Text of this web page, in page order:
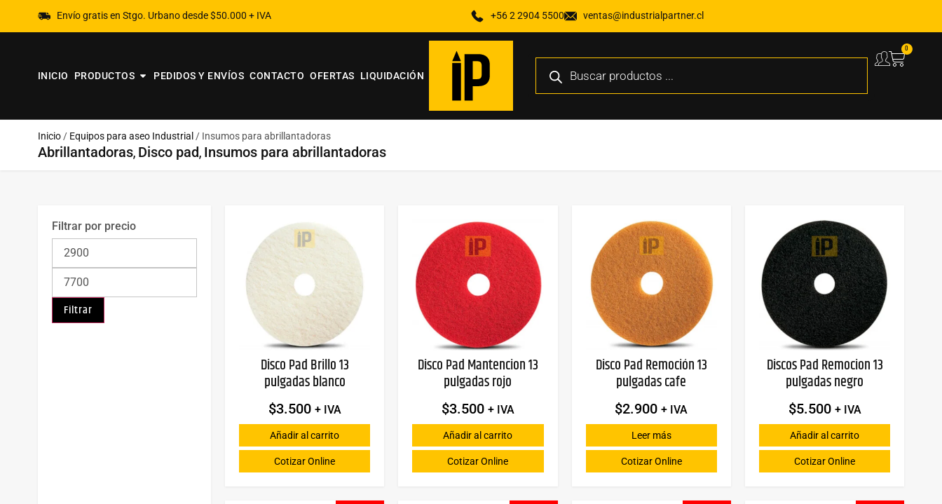
Envío gratis en Stgo. Urbano desde $50.000 + IVA +56 2 2904 5500 ventas@industrialpartner.cl
INICIO PRODUCTOS PEDIDOS Y ENVÍOS CONTACTO OFERTAS LIQUIDACIÓN
0
Inicio/ Equipos para aseo Industrial / Insumos para abrillantadoras
Abrillantadoras, Disco pad, Insumos para abrillantadoras
Filtrar por precio
Filtrar
Disco Pad Brillo 13
pulgadas blanco
$3.500 + IVA
Añadir al carrito
Cotizar Online
Disco Pad Mantencion 13
pulgadas rojo
$3.500 + IVA
Añadir al carrito
Cotizar Online
Disco Pad Remoción 13
pulgadas cafe
$2.900 + IVA
Leer más
Cotizar Online
Discos Pad Remocion 13
pulgadas negro
$5.500 + IVA
Añadir al carrito
Cotizar Online